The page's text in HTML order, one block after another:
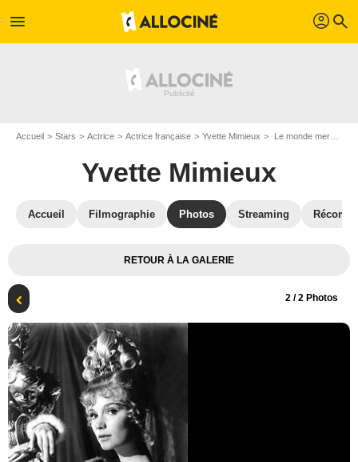
menu profil search
Accueil Stars Actrice Actrice française Yvette Mimieux Le monde merveilleux des contes de Grimm : Photo Henry Levin, Yvette Mimieux
Yvette Mimieux
Accueil Filmographie Photos Streaming
RETOUR À LA GALERIE
2 / 2 Photos